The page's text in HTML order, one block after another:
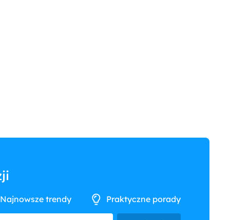
Najnowsze trendy Praktyczne porady